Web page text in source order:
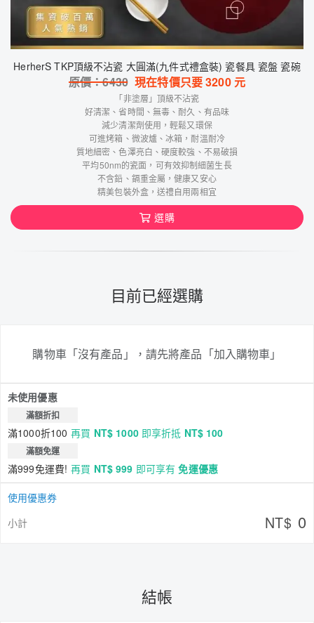
HerherS TKP頂級不沾瓷 大圓滿(九件式禮盒裝) 瓷餐具 瓷盤 瓷碗
原價：6430 現在特價只要3200元
「非塗層」頂級不沾瓷
好清潔、省時間、無毒、耐久、有品味
減少清潔劑使用，輕鬆又環保
可進烤箱、微波爐、冰箱，耐溫耐冷
質地細密、色澤亮白、硬度較強、不易破損
平均50nm的瓷面，可有效抑制細菌生長
不含鉛、鎘重金屬，健康又安心
精美包裝外盒，送禮自用兩相宜
選購
目前已經選購
購物車「沒有產品」，請先將產品「加入購物車」
未使用優惠
滿額折扣
滿1000折100 再買 NT$ 1000即享折抵 NT$ 100
滿額免運
滿999免運費! 再買 NT$ 999 即可享有免運優惠
使用優惠券
小計
NT$ 0
結帳